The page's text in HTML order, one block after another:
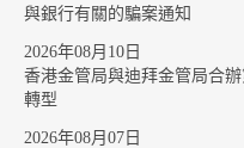
與銀行有關的騙案通知
2026年08月10日
香港金管局與迪拜金管局合
轉型
2026年08月07日